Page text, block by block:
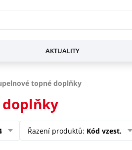
AKTUALITY
topné doplňky
Řazení produktů: Kód vzest.